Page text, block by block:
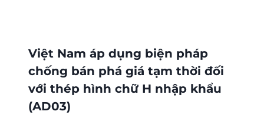
Việt Nam áp dụng biện pháp
chống bán phá giá tạm thời đối
với thép hình chữ H nhập khẩu
(AD03)